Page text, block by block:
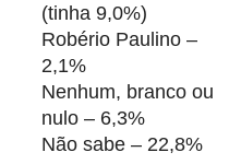
(tinha 9,0%)
Robério Paulino –
2,1%
Nenhum, branco ou
nulo – 6,3%
Não sabe – 22,8%